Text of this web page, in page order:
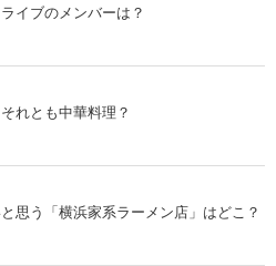
イブのメンバーは？
れとも中華料理？
思う「横浜家系ラーメン店」はどこ？